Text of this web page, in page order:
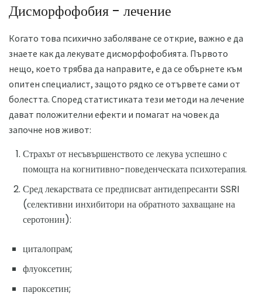
Дисморфофобия - лечение
Когато това психично заболяване се открие, важно е да
знаете как да лекувате дисморфофобията. Първото
нещо, което трябва да направите, е да се обърнете към
опитен специалист, защото рядко се отървете сами от
болестта. Според статистиката тези методи на лечение
дават положителни ефекти и помагат на човек да
започне нов живот:
Страхът от несъвършенството се лекува успешно с
помощта на когнитивно-поведенческата психотерапия.
Сред лекарствата се предписват антидепресанти SSRI
(селективни инхибитори на обратното захващане на
серотонин):
циталопрам;
флуоксетин;
пароксетин;